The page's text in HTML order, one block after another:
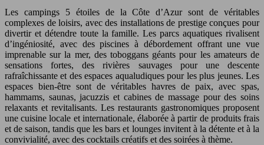
Les campings 5 étoiles de la Côte d’Azur sont de véritables
complexes de loisirs, avec des installations de prestige conçues pour
divertir et détendre toute la famille. Les parcs aquatiques rivalisent
d’ingéniosité, avec des piscines à débordement offrant une vue
imprenable sur la mer, des toboggans géants pour les amateurs de
sensations fortes, des rivières sauvages pour une descente
rafraîchissante et des espaces aqualudiques pour les plus jeunes. Les
espaces bien-être sont de véritables havres de paix, avec spas,
hammams, saunas, jacuzzis et cabines de massage pour des soins
relaxants et revitalisants. Les restaurants gastronomiques proposent
une cuisine locale et internationale, élaborée à partir de produits frais
et de saison, tandis que les bars et lounges invitent à la détente et à la
convivialité, avec des cocktails créatifs et des soirées à thème.